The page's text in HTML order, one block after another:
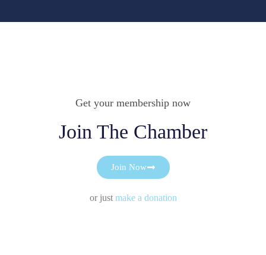
Get your membership now
Join The Chamber
Join Now
or just make a donation